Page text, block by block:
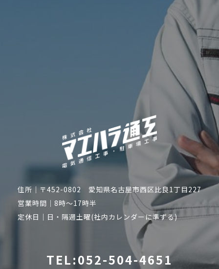
住所｜〒452-0802 愛知県名古屋市西区比良1丁目227
営業時間｜8時～17時半
定休日｜日・隔週土曜(社内カレンダーに準ずる)
TEL:052-504-4651